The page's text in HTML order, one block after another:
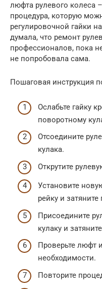
люфта рулевого колеса
процедура, которую
регулировочной гайки
думала, что ремонт
профессионалов, пока
не попробовала сама.
Пошаговая инструкция
Ослабьте гайку
поворотному
Отсоедините
кулака.
Открутите
Установите
рейку и затяните
Присоедините
кулаку и
Проверьте люфт
необходимости.
Повторите